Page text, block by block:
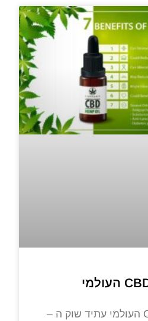
עתיד שוק ה – CBD העולמי עתיד שוק ה –